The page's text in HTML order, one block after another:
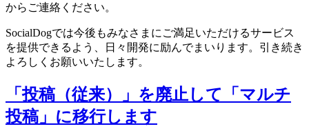
からご連絡ください。
SocialDogでは今後もみなさまにご満足いただけるサービス
を提供できるよう、日々開発に励んでまいります。引き続き
よろしくお願いいたします。
「投稿（従来）」を廃止して「マルチ
投稿」に移行します